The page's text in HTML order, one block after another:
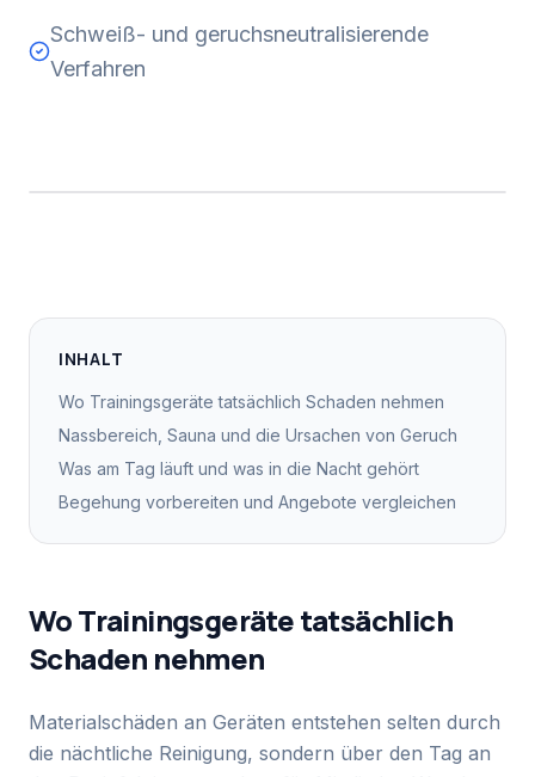
Schweiß- und geruchsneutralisierende
Verfahren
INHALT
Wo Trainingsgeräte tatsächlich Schaden nehmen
Nassbereich, Sauna und die Ursachen von Geruch
Was am Tag läuft und was in die Nacht gehört
Begehung vorbereiten und Angebote vergleichen
Wo Trainingsgeräte tatsächlich
Schaden nehmen
Materialschäden an Geräten entstehen selten durch
die nächtliche Reinigung, sondern über den Tag an